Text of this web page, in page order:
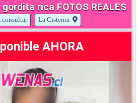
rica FOTOS REALES
consultar La Cisterna
AHORA